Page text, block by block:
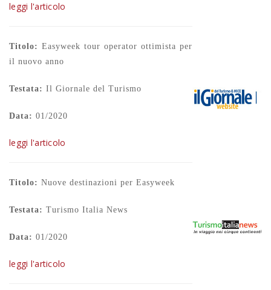
leggi l'articolo
Titolo: Easyweek tour operator ottimista per
il nuovo anno
Testata: Il Giornale del Turismo
Data: 01/2020
leggi l'articolo
Titolo: Nuove destinazioni per Easyweek
Testata: Turismo Italia News
Data: 01/2020
leggi l'articolo